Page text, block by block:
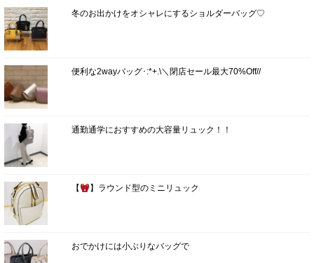
冬のお出かけをオシャレにするショルダーバッグ♡
便利な2wayバッグ･:*+.\＼閉店セール最大70%Off//
通勤通学におすすめの大容量リュック！！
【 】ラウンド型のミニリュック
おでかけには小ぶりなバッグで